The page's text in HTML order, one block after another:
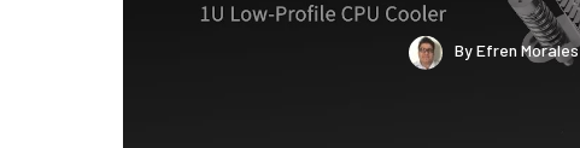
ByEfren Morales